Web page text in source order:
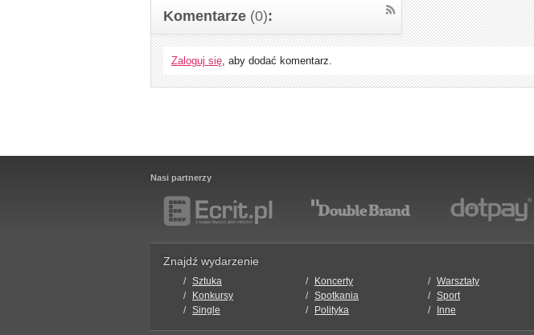
Komentarze (0):
Zaloguj się, aby dodać komentarz.
Nasi partnerzy
Znajdź wydarzenie
Sztuka Koncerty Warsztaty
Konkursy
Spotkania Sport
Single
Polityka Inne